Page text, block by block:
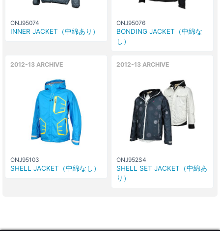
ONJ95074
INNER JACKET（中綿あり）
ONJ95076
BONDING JACKET（中綿な
し）
2012-13 ARCHIVE
ONJ95103
SHELL JACKET（中綿なし）
2012-13 ARCHIVE
ONJ952S4
SHELL SET JACKET（中綿あ
り）